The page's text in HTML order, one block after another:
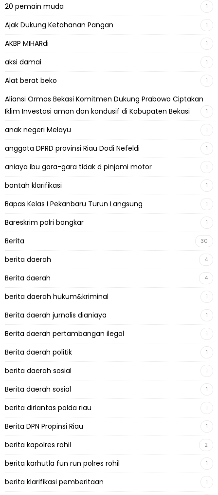
20 pemain muda 1
Ajak Dukung Ketahanan Pangan 1
AKBP MIHARdi 1
aksi damai 1
Alat berat beko 1
Aliansi Ormas Bekasi Komitmen Dukung Prabowo Ciptakan
Iklim Investasi aman dan kondusif di Kabupaten Bekasi
1
anak negeri Melayu 1
anggota DPRD provinsi Riau Dodi Nefeldi 1
aniaya ibu gara-gara tidak d pinjami motor 1
bantah klarifikasi 1
Bapas Kelas I Pekanbaru Turun Langsung 1
Bareskrim polri bongkar 1
Berita 30
berita daerah 4
Berita daerah 4
berita daerah hukum&kriminal 1
Berita daerah jurnalis dianiaya 1
Berita daerah pertambangan ilegal 1
Berita daerah politik 1
berita daerah sosial 1
Berita daerah sosial 1
berita dirlantas polda riau 1
Berita DPN Propinsi Riau 1
berita kapolres rohil 2
berita karhutla fun run polres rohil 1
berita klarifikasi pemberitaan 1